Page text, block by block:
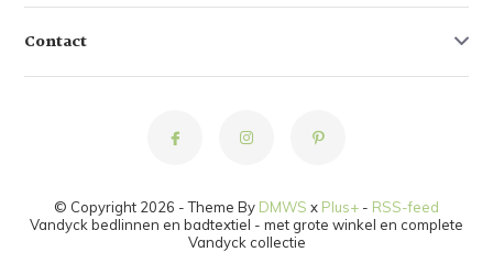
Contact
© Copyright 2026 - Theme By DMWS x Plus+ - RSS-feed
Vandyck bedlinnen en badtextiel - met grote winkel en complete
Vandyck collectie